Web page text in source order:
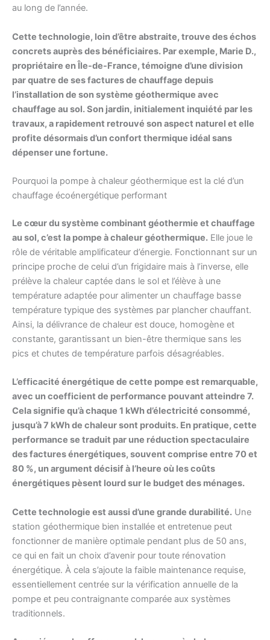
au long de l’année.
Cette technologie, loin d’être abstraite, trouve des échos
concrets auprès des bénéficiaires. Par exemple, Marie D.,
propriétaire en Île-de-France, témoigne d’une division
par quatre de ses factures de chauffage depuis
l’installation de son système géothermique avec
chauffage au sol. Son jardin, initialement inquiété par les
travaux, a rapidement retrouvé son aspect naturel et elle
profite désormais d’un confort thermique idéal sans
dépenser une fortune.
Pourquoi la pompe à chaleur géothermique est la clé d’un
chauffage écoénergétique performant
Le cœur du système combinant géothermie et chauffage
au sol, c’est la pompe à chaleur géothermique. Elle joue le
rôle de véritable amplificateur d’énergie. Fonctionnant sur un
principe proche de celui d’un frigidaire mais à l’inverse, elle
prélève la chaleur captée dans le sol et l’élève à une
température adaptée pour alimenter un chauffage basse
température typique des systèmes par plancher chauffant.
Ainsi, la délivrance de chaleur est douce, homogène et
constante, garantissant un bien-être thermique sans les
pics et chutes de température parfois désagréables.
L’efficacité énergétique de cette pompe est remarquable,
avec un coefficient de performance pouvant atteindre 7.
Cela signifie qu’à chaque 1 kWh d’électricité consommé,
jusqu’à 7 kWh de chaleur sont produits. En pratique, cette
performance se traduit par une réduction spectaculaire
des factures énergétiques, souvent comprise entre 70 et
80 %, un argument décisif à l’heure où les coûts
énergétiques pèsent lourd sur le budget des ménages.
Cette technologie est aussi d’une grande durabilité. Une
station géothermique bien installée et entretenue peut
fonctionner de manière optimale pendant plus de 50 ans,
ce qui en fait un choix d’avenir pour toute rénovation
énergétique. À cela s’ajoute la faible maintenance requise,
essentiellement centrée sur la vérification annuelle de la
pompe et peu contraignante comparée aux systèmes
traditionnels.